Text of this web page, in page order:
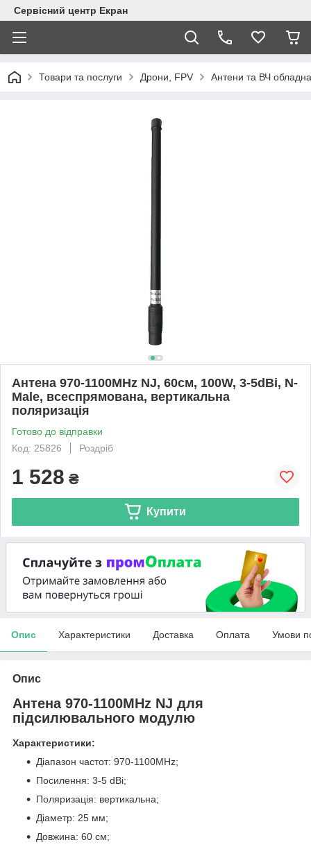
Сервісний центр Екран
Товари та послуги Дрони, FPV Антени та ВЧ
Антена 970-1100MHz NJ, 60см, 100W, 3-5dBi, N-
Male, всеспрямована, вертикальна
поляризація
Готово до відправки
Код: 25826
Роздріб
1 528 ₴
Купити
Опис Характеристики Доставка Оплата Умови
Опис
Антена 970-1100MHz NJ для
підсилювального модулю
Характеристики:
Діапазон частот: 970-1100MHz;
Посилення: 3-5 dBi;
Поляризація: вертикальна;
Діаметр: 25 мм;
Довжина: 60 см;